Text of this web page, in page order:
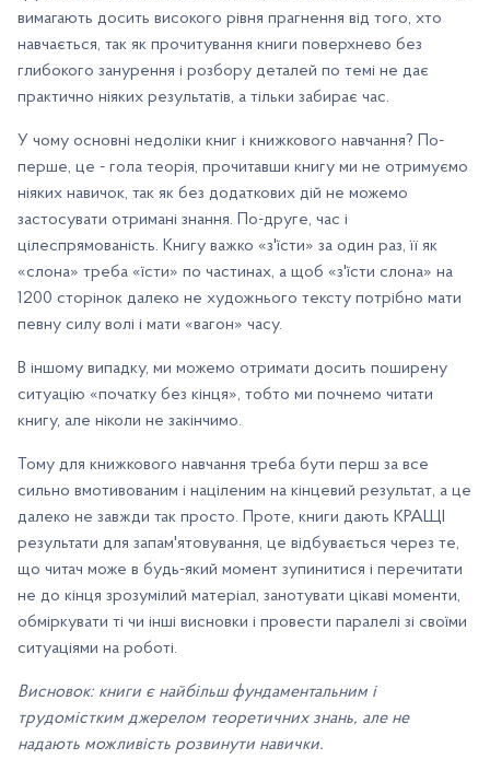
вимагають досить високого рівня прагнення від того, хто
навчається, так як прочитування книги поверхнево без
глибокого занурення і розбору деталей по темі не дає
практично ніяких результатів, а тільки забирає час.
У чому основні недоліки книг і книжкового навчання? По-
перше, це - гола теорія, прочитавши книгу ми не отримуємо
ніяких навичок, так як без додаткових дій не можемо
застосувати отримані знання. По-друге, час і
цілеспрямованість. Книгу важко «з'їсти» за один раз, її як
«слона» треба «їсти» по частинах, а щоб «з'їсти слона» на
1200 сторінок далеко не художнього тексту потрібно мати
певну силу волі і мати «вагон» часу.
В іншому випадку, ми можемо отримати досить поширену
ситуацію «початку без кінця», тобто ми почнемо читати
книгу, але ніколи не закінчимо.
Тому для книжкового навчання треба бути перш за все
сильно вмотивованим і націленим на кінцевий результат, а це
далеко не завжди так просто. Проте, книги дають КРАЩІ
результати для запам'ятовування, це відбувається через те,
що читач може в будь-який момент зупинитися і перечитати
не до кінця зрозумілий матеріал, занотувати цікаві моменти,
обміркувати ті чи інші висновки і провести паралелі зі своїми
ситуаціями на роботі.
Висновок: книги є найбільш фундаментальним і
трудомістким джерелом теоретичних знань, але не
надають можливість розвинути навички.